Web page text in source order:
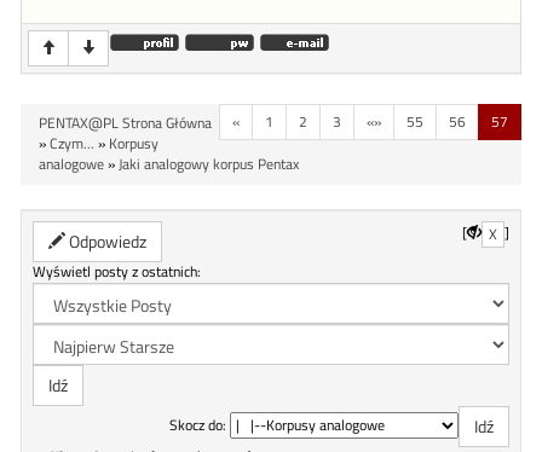
« 1 2 3 «» 55 56 57
PENTAX@PL Strona Główna
»Czym... » Korpusy
analogowe» Jaki analogowy korpus Pentax
Odpowiedz [ X ]
Wyświetl posty z ostatnich:
Skocz do: